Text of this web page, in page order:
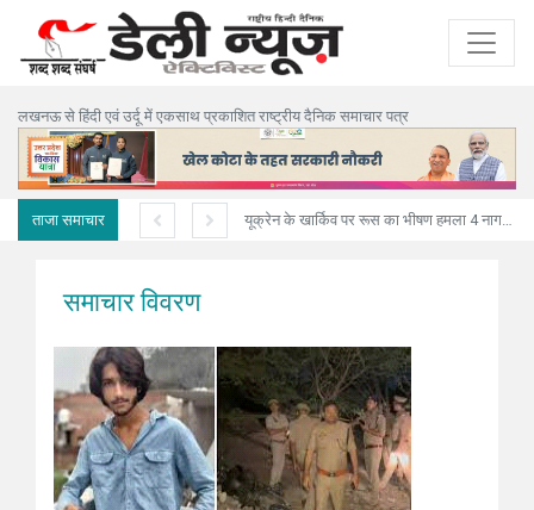
लखनऊ से हिंदी एवं उर्दू में एकसाथ प्रकाशित राष्ट्रीय दैनिक समाचार पत्र
ताजा समाचार यूक्रेन के खार्किव पर रूस का भीषण हमला 4 नागरिकों की मौत, 10 घायल
समाचार विवरण